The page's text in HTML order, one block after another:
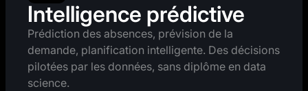
Intelligence prédictive
Prédiction des absences, prévision de la
demande, planification intelligente. Des décisions
pilotées par les données, sans diplôme en data
science.